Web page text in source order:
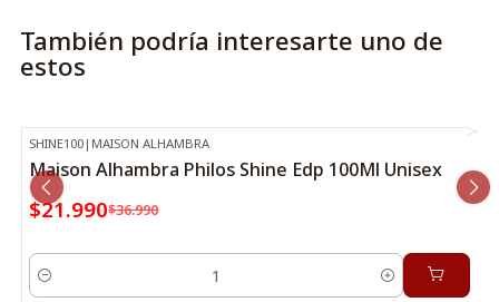
También podría interesarte uno de
estos
-41%OFF
SHINE100 | MAISON ALHAMBRA
Maison Alhambra Philos Shine Edp 100Ml Unisex
$21.990$36.990
Cantidad